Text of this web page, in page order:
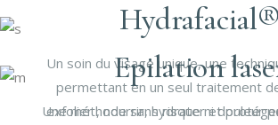
Hydrafacial®
Un soin du visage unique, une
permettant en un seul traitement
exfolier , nourrir, hydrater et
Epilation
Une méthode sans risque ni douleur